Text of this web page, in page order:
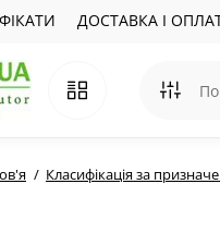
ДОСТАВКА І
Класифікація за